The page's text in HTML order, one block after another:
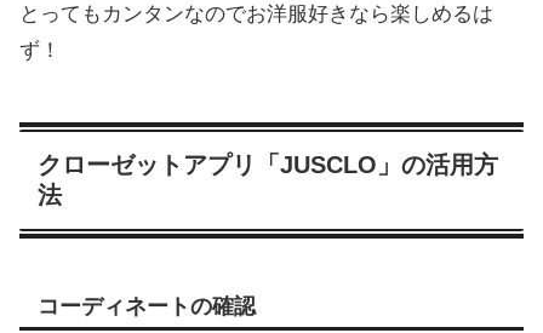
とってもカンタンなのでお洋服好きなら楽しめるは
ず！
クローゼットアプリ「JUSCLO」の活用方
法
コーディネートの確認